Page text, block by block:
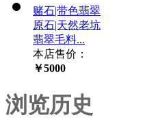
赌石|带色翡翠
原石|天然老坑
翡翠毛料...
本店售价：
￥5000
浏览历史